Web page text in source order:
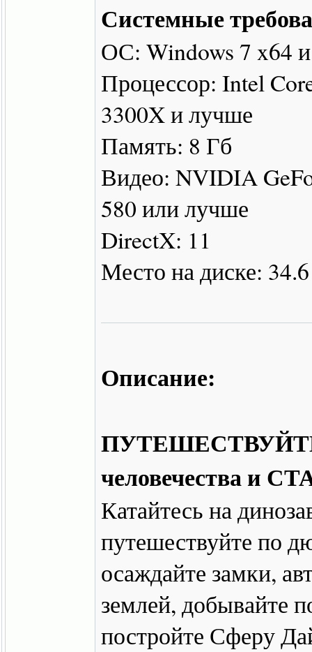
Системные
ОС: Windows 7 x64
Процессор: Intel
3300X и лучше
Память: 8 Гб
Видео: NVIDIA
580 или лучше
DirectX: 11
Место на диске:
Описание:
ПУТЕШЕСТВУЙТЕ
человечества и
Катайтесь на
путешествуйте по
осаждайте замки,
землей, добывайте
постройте Сферу